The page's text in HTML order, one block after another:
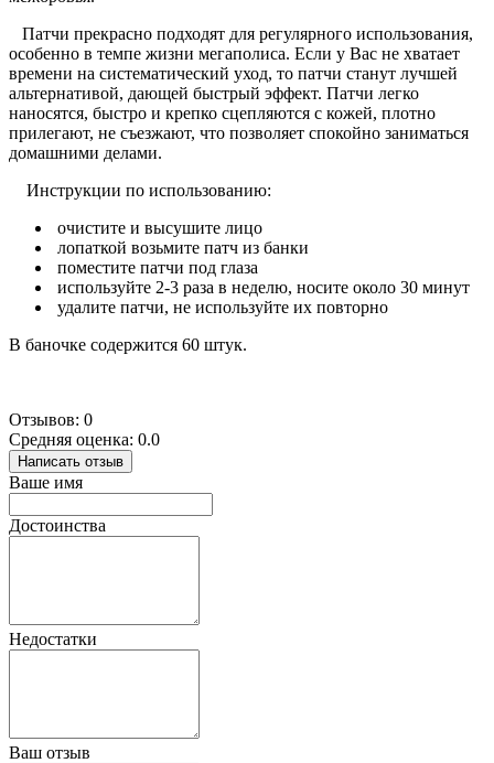
Патчи прекрасно подходят для регулярного использования,
особенно в темпе жизни мегаполиса. Если у Вас не хватает
времени на систематический уход, то патчи станут лучшей
альтернативой, дающей быстрый эффект. Патчи легко
наносятся, быстро и крепко сцепляются с кожей, плотно
прилегают, не съезжают, что позволяет спокойно заниматься
домашними делами.
Инструкции по использованию:
очистите и высушите лицо
лопаткой возьмите патч из банки
поместите патчи под глаза
используйте 2-3 раза в неделю, носите около 30 минут
удалите патчи, не используйте их повторно
В баночке содержится 60 штук.
Отзывов: 0
Средняя оценка: 0.0
Написать отзыв
Ваше имя
Достоинства
Недостатки
Ваш отзыв